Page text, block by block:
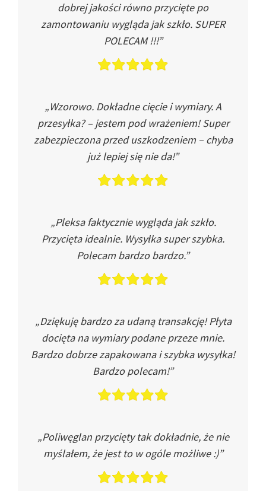
dobrej jakości równo przycięte po
zamontowaniu wygląda jak szkło. SUPER
POLECAM !!!”
„Wzorowo. Dokładne cięcie i wymiary. A
przesyłka? – jestem pod wrażeniem! Super
zabezpieczona przed uszkodzeniem – chyba
już lepiej się nie da!”
„Pleksa faktycznie wygląda jak szkło.
Przycięta idealnie. Wysyłka super szybka.
Polecam bardzo bardzo.”
„Dziękuję bardzo za udaną transakcję! Płyta
docięta na wymiary podane przeze mnie.
Bardzo dobrze zapakowana i szybka wysyłka!
Bardzo polecam!”
„Poliwęglan przycięty tak dokładnie, że nie
myślałem, że jest to w ogóle możliwe :)”